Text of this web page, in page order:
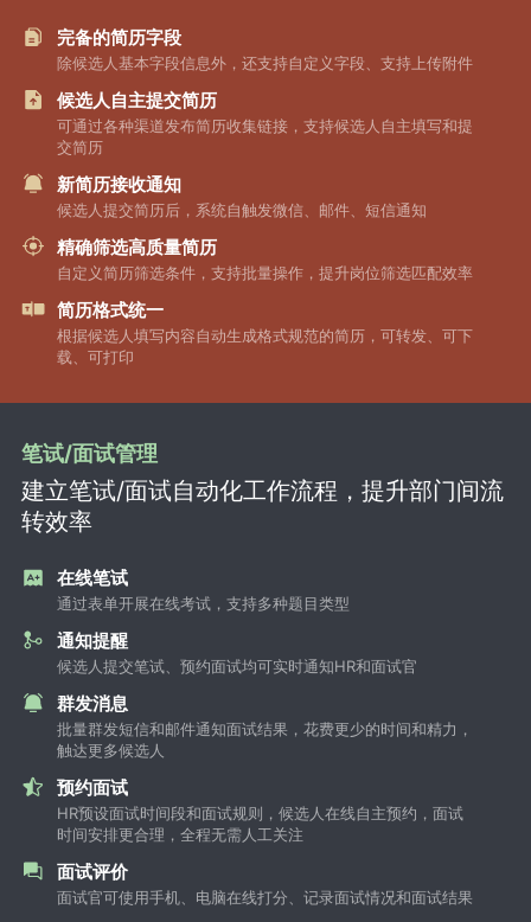
完备的简历字段
除候选人基本字段信息外，还支持自定义字段、支持上传附件
候选人自主提交简历
可通过各种渠道发布简历收集链接，支持候选人自主填写和提
交简历
新简历接收通知
候选人提交简历后，系统自触发微信、邮件、短信通知
精确筛选高质量简历
自定义简历筛选条件，支持批量操作，提升岗位筛选匹配效率
简历格式统一
根据候选人填写内容自动生成格式规范的简历，可转发、可下
载、可打印
笔试/面试管理
建立笔试/面试自动化工作流程，提升部门间流
转效率
在线笔试
通过表单开展在线考试，支持多种题目类型
通知提醒
候选人提交笔试、预约面试均可实时通知HR和面试官
群发消息
批量群发短信和邮件通知面试结果，花费更少的时间和精力，
触达更多候选人
预约面试
HR预设面试时间段和面试规则，候选人在线自主预约，面试
时间安排更合理，全程无需人工关注
面试评价
面试官可使用手机、电脑在线打分、记录面试情况和面试结果